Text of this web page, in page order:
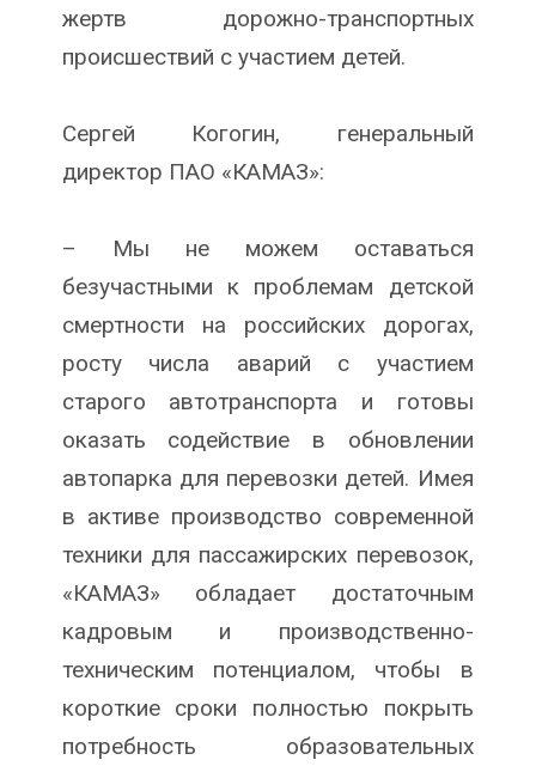
жертв дорожно-транспортных
происшествий с участием детей.
Сергей Когогин, генеральный
директор ПАО «КАМАЗ»:
– Мы не можем оставаться
безучастными к проблемам детской
смертности на российских дорогах,
росту числа аварий с участием
старого автотранспорта и готовы
оказать содействие в обновлении
автопарка для перевозки детей. Имея
в активе производство современной
техники для пассажирских перевозок,
«КАМАЗ» обладает достаточным
кадровым и производственно-
техническим потенциалом, чтобы в
короткие сроки полностью покрыть
потребность образовательных